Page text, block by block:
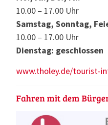
10.00 – 17.00 Uhr
Samstag, Sonntag,
10.00 – 17.00 Uhr
Dienstag: geschlossen
www.tholey.de/tourist-
Fahren mit dem